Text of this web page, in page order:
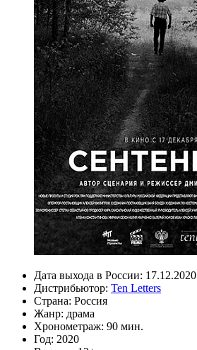
Дата выхода в России: 17.12.2020
Дистрибьютор: Ten Letters
Страна: Россия
Жанр: драма
Хронометраж: 90 мин.
Год: 2020